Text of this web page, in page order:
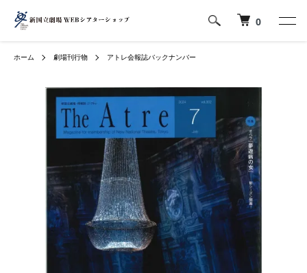
0
ホーム 劇場刊行物 アトレ会報誌バックナンバー